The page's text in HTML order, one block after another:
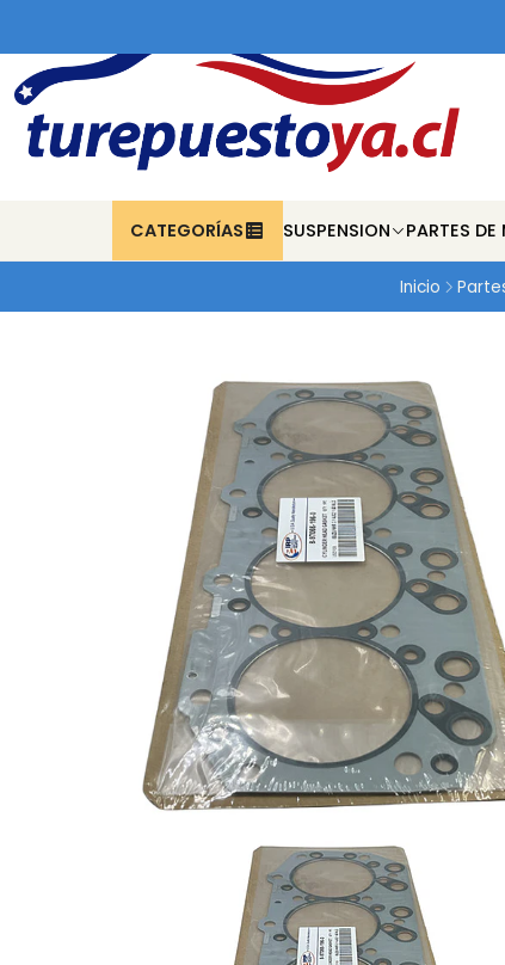
CATEGORÍAS SUSPENSION PARTES
Inicio